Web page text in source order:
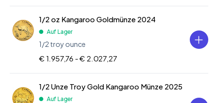
1/2 oz Kangaroo Goldmünze 2024
Auf Lager
1/2 troy ounce
€ 1.957,76 -€ 2.027,27
1/2 Unze Troy Gold Kangaroo Münze 2025
Auf Lager